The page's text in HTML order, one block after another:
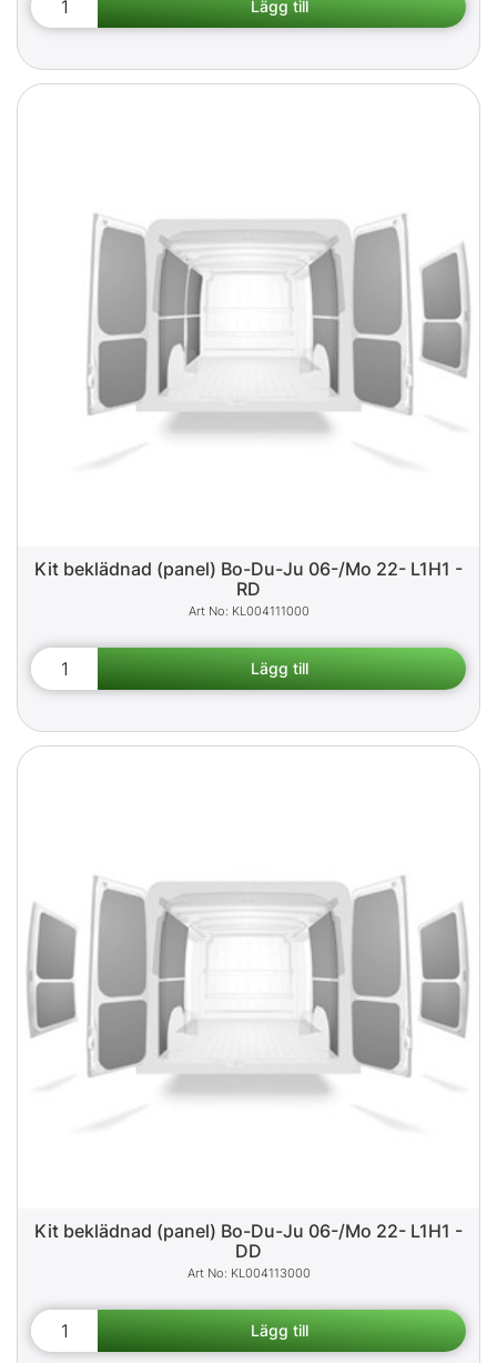
Kit beklädnad (panel) Bo-Du-Ju 06-/Mo 22- L1H1 -
RD
KL004111000
Kit beklädnad (panel) Bo-Du-Ju 06-/Mo 22- L1H1 -
DD
KL004113000